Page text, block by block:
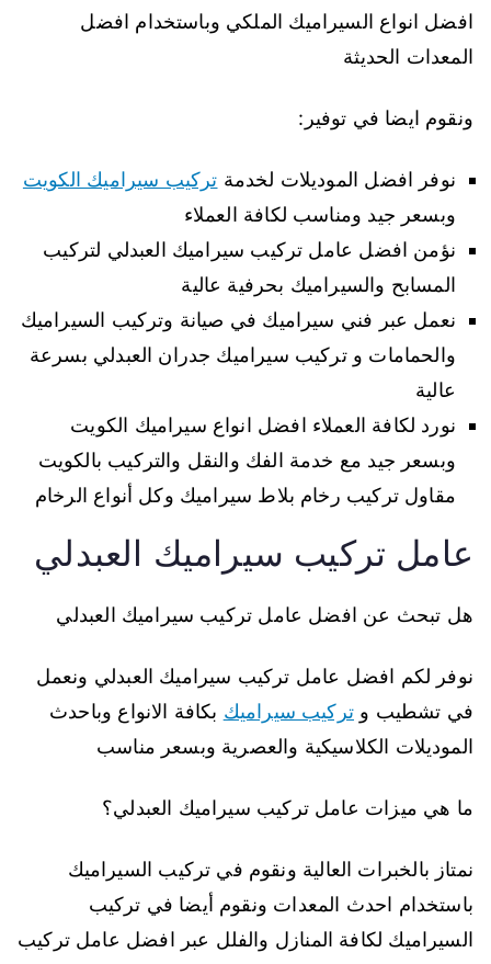
افضل انواع السيراميك الملكي وباستخدام افضل
المعدات الحديثة
ونقوم ايضا في توفير:
نوفر افضل الموديلات لخدمة تركيب سيراميك الكويت
وبسعر جيد ومناسب لكافة العملاء
نؤمن افضل عامل تركيب سيراميك العبدلي لتركيب
المسابح والسيراميك بحرفية عالية
نعمل عبر فني سيراميك في صيانة وتركيب السيراميك
والحمامات و تركيب سيراميك جدران العبدلي بسرعة
عالية
نورد لكافة العملاء افضل انواع سيراميك الكويت
وبسعر جيد مع خدمة الفك والنقل والتركيب بالكويت
مقاول تركيب رخام بلاط سيراميك وكل أنواع الرخام
عامل تركيب سيراميك العبدلي
هل تبحث عن افضل عامل تركيب سيراميك العبدلي
نوفر لكم افضل عامل تركيب سيراميك العبدلي ونعمل
في تشطيب و تركيب سيراميك بكافة الانواع وباحدث
الموديلات الكلاسيكية والعصرية وبسعر مناسب
ما هي ميزات عامل تركيب سيراميك العبدلي؟
نمتاز بالخبرات العالية ونقوم في تركيب السيراميك
باستخدام احدث المعدات ونقوم أيضا في تركيب
السيراميك لكافة المنازل والفلل عبر افضل عامل تركيب